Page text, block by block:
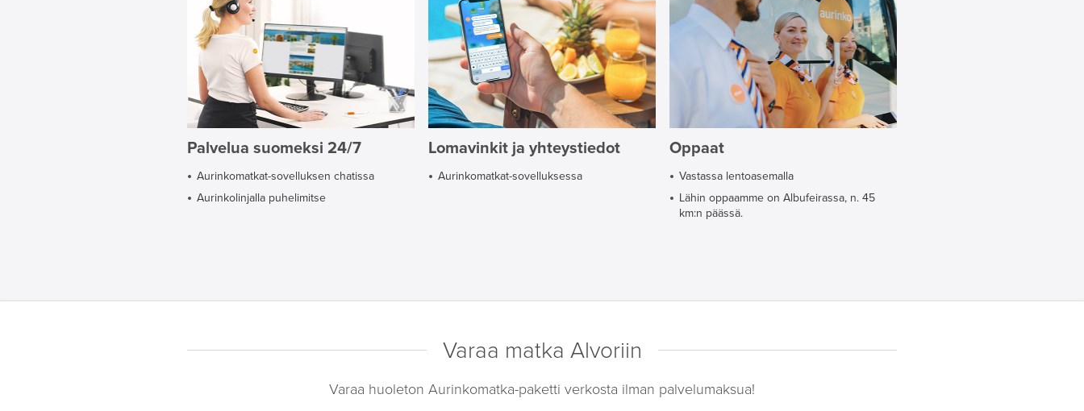
Palvelua suomeksi 24/7
Aurinkomatkat-sovelluksen chatissa
Aurinkolinjalla puhelimitse
Lomavinkit ja yhteystiedot
Aurinkomatkat-sovelluksessa
Oppaat
Vastassa lentoasemalla
Lähin oppaamme on Albufeirassa, n. 45
km:n päässä.
Varaa matka Alvoriin
Varaa huoleton Aurinkomatka-paketti verkosta ilman palvelumaksua!